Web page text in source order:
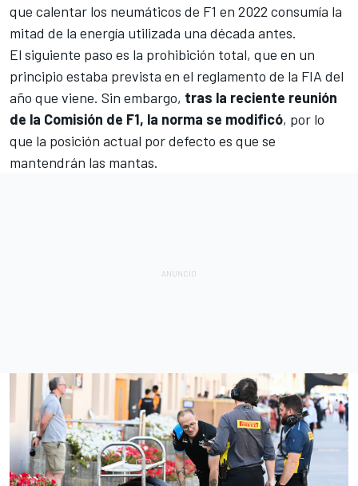
que calentar los neumáticos de F1 en 2022 consumía la
mitad de la energía utilizada una década antes.
El siguiente paso es la prohibición total, que en un
principio estaba prevista en el reglamento de la FIA del
año que viene. Sin embargo, tras la reciente reunión
de la Comisión de F1, la norma se modificó, por lo
que la posición actual por defecto es que se
mantendrán las mantas.